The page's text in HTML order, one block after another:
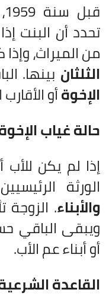
تحدد أن البنت
من الميراث،
الثلثان بينها.
الإخوةأو
حالة غياب
إذا لم يكن للأب
الورثة
والأبناء. الزوجة
ويبقى الباقي
أو أبناء عم الأب.
القاعدة